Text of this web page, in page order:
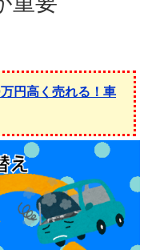
円高く売れる！車